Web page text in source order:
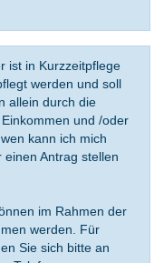
ist in Kurzzeitpflege
werden und soll
allein durch die
und /oder
kann ich mich
Antrag stellen
im Rahmen der
werden. Für
Sie sich bitte an